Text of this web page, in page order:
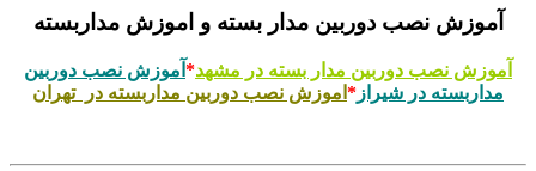
آموزش نصب دوربین مدار بسته و اموزش مداربسته
آموزش نصب دوربین مدار بسته در مشهد* آموزش نصب دوربین
مداربسته در شیراز * اموزش نصب دوربین مداربسته در تهران